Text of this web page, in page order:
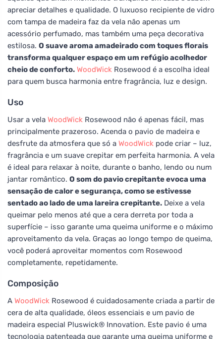
apreciar detalhes e qualidade. O luxuoso recipiente de vidro
com tampa de madeira faz da vela não apenas um
acessório perfumado, mas também uma peça decorativa
estilosa. O suave aroma amadeirado com toques florais
transforma qualquer espaço em um refúgio acolhedor
cheio de conforto. WoodWick Rosewood é a escolha ideal
para quem busca harmonia entre fragrância, luz e design.
Uso
Usar a vela WoodWick Rosewood não é apenas fácil, mas
principalmente prazeroso. Acenda o pavio de madeira e
desfrute da atmosfera que só a WoodWick pode criar – luz,
fragrância e um suave crepitar em perfeita harmonia. A vela
é ideal para relaxar à noite, durante o banho, lendo ou num
jantar romântico. O som do pavio crepitante evoca uma
sensação de calor e segurança, como se estivesse
sentado ao lado de uma lareira crepitante. Deixe a vela
queimar pelo menos até que a cera derreta por toda a
superfície – isso garante uma queima uniforme e o máximo
aproveitamento da vela. Graças ao longo tempo de queima,
você poderá aproveitar momentos com Rosewood
completamente, repetidamente.
Composição
A WoodWick Rosewood é cuidadosamente criada a partir de
cera de alta qualidade, óleos essenciais e um pavio de
madeira especial Pluswick® Innovation. Este pavio é uma
tecnologia patenteada que garante uma queima uniforme e